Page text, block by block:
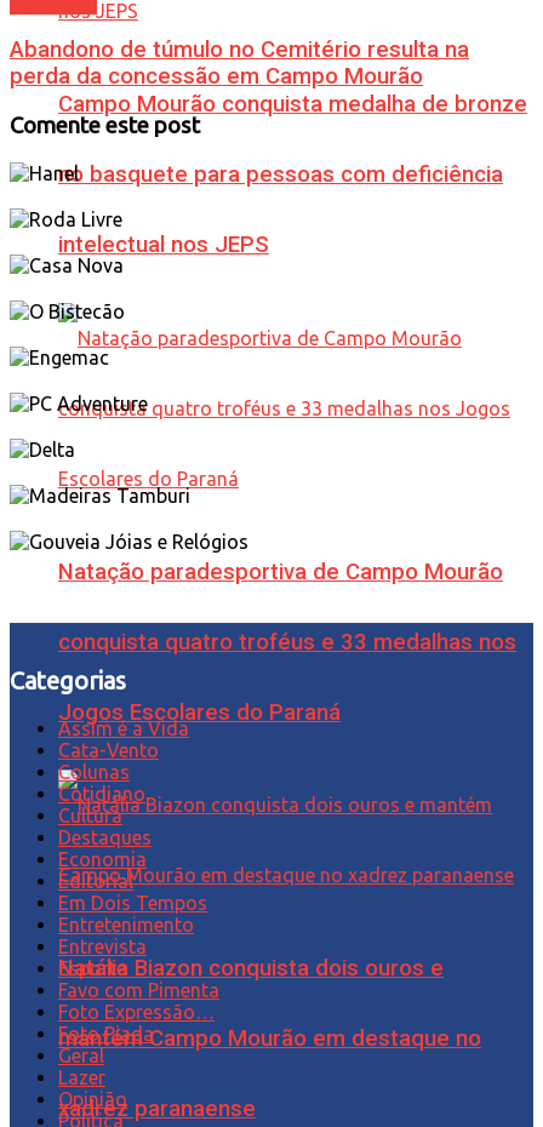
Campo Mourão conquista medalha de bronze
no basquete para pessoas com deficiência
intelectual nos JEPS
Natação paradesportiva de Campo Mourão
conquista quatro troféus e 33 medalhas nos
Jogos Escolares do Paraná
Natália Biazon conquista dois ouros e
mantém Campo Mourão em destaque no
xadrez paranaense
Abandono de túmulo no Cemitério resulta na
perda da concessão em Campo Mourão
Comente este post
Categorias
Assim é a Vida
Cata-Vento
Colunas
Cotidiano
Cultura
Destaques
Economia
Editorial
Em Dois Tempos
Entretenimento
Entrevista
Esporte
Favo com Pimenta
Foto Expressão…
Foto Piada
Geral
Lazer
Opinião
Política